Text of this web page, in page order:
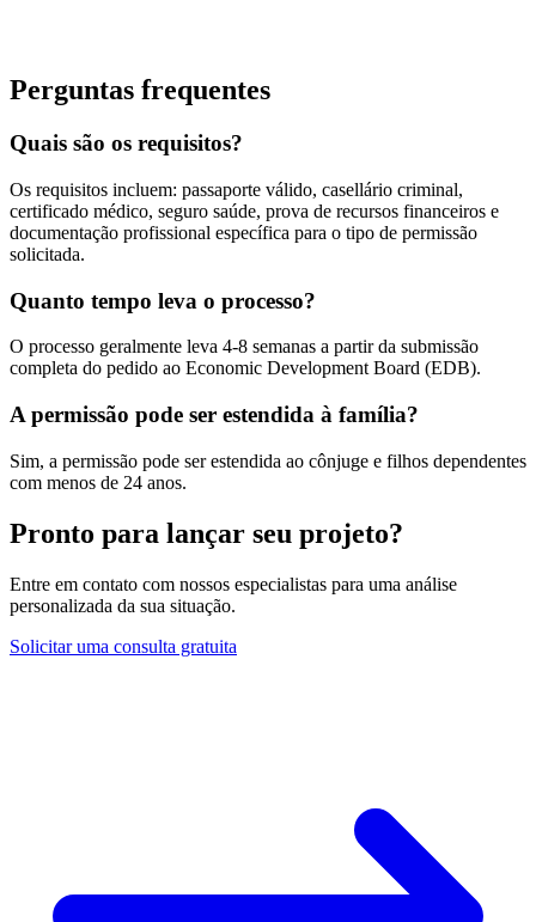
Perguntas frequentes
Quais são os requisitos?
Os requisitos incluem: passaporte válido, casellário criminal,
certificado médico, seguro saúde, prova de recursos financeiros e
documentação profissional específica para o tipo de permissão
solicitada.
Quanto tempo leva o processo?
O processo geralmente leva 4-8 semanas a partir da submissão
completa do pedido ao Economic Development Board (EDB).
A permissão pode ser estendida à família?
Sim, a permissão pode ser estendida ao cônjuge e filhos dependentes
com menos de 24 anos.
Pronto para lançar seu projeto?
Entre em contato com nossos especialistas para uma análise
personalizada da sua situação.
Solicitar uma consulta gratuita